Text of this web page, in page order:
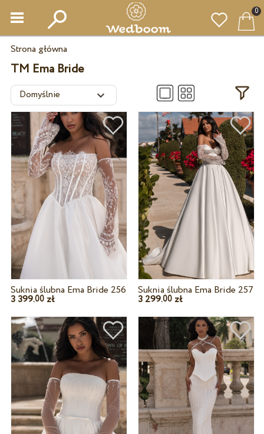
0
Strona główna
TM Ema Bride
Suknia ślubna Ema Bride 256
3 399.00zł
Suknia ślubna Ema Bride 257
3 299.00 zł